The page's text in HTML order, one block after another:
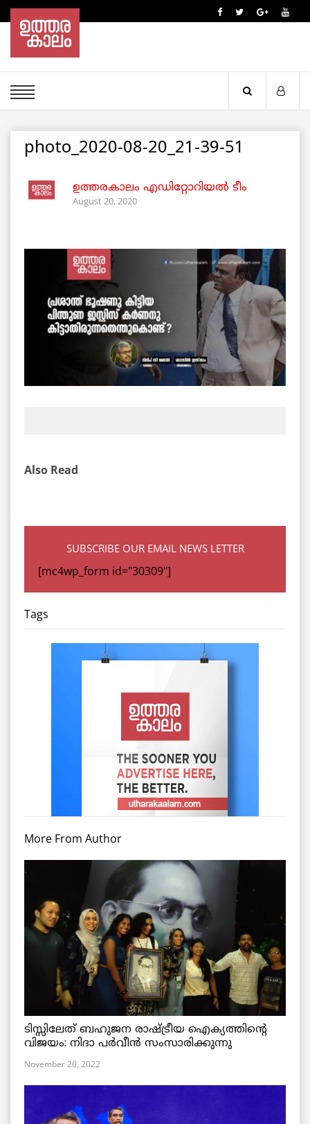
photo_2020-08-20_21-39-51
ഉത്തരകാലം എഡിറ്റോറിയല്‍ ടീം
August 20, 2020
Also Read
SUBSCRIBE OUR EMAIL NEWS LETTER
[mc4wp_form id="30309"]
Tags
More From Author
ടിസ്സിലേത് ബഹുജന രാഷ്ട്രീയ ഐക്യത്തിന്റെ
വിജയം: നിദാ പർവീൻ സംസാരിക്കുന്നു
November 20, 2022